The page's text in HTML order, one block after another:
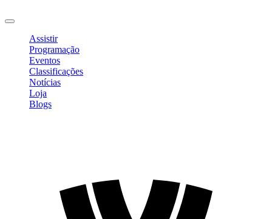
Assistir
Programação
Eventos
Classificações
Notícias
Loja
Blogs